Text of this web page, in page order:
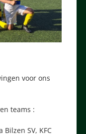
voor ons
teams :
SV, KFC